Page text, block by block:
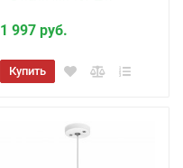
1 997 руб.
Купить